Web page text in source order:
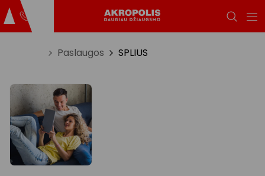
Paslaugos SPLIUS